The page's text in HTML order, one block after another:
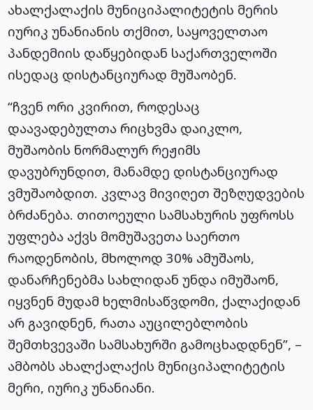
ახალქალაქის მუნიციპალიტეტის მერის
იურიკ უნანიანის თქმით, საყოველთაო
პანდემიის დაწყებიდან საქართველოში
ისედაც დისტანციურად მუშაობენ.
“ჩვენ ორი კვირით, როდესაც
დაავადებულთა რიცხვმა დაიკლო,
მუშაობის ნორმალურ რეჟიმს
დავუბრუნდით, მანამდე დისტანციურად
ვმუშაობდით. კვლავ მივიღეთ შეზღუდვების
ბრძანება. თითოეული სამსახურის უფროსს
უფლება აქვს მომუშავეთა საერთო
რაოდენობის, მხოლოდ 30% ამუშაოს,
დანარჩენებმა სახლიდან უნდა იმუშაონ,
იყვნენ მუდამ ხელმისაწვდომი, ქალაქიდან
არ გავიდნენ, რათა აუცილებლობის
შემთხვევაში სამსახურში გამოცხადდნენ”, –
ამბობს ახალქალაქის მუნიციპალიტეტის
მერი, იურიკ უნანიანი.